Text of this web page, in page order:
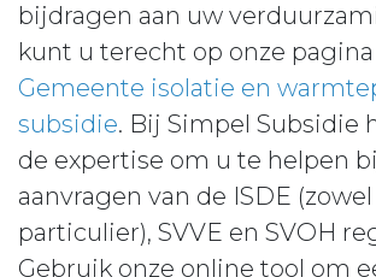
bijdragen aan uw
kunt u terecht op onze
Gemeente isolatie en
subsidie. Bij Simpel Subsidie
de expertise om u te helpen
aanvragen van de ISDE
particulier), SVVE en SVOH
Gebruik onze online tool om